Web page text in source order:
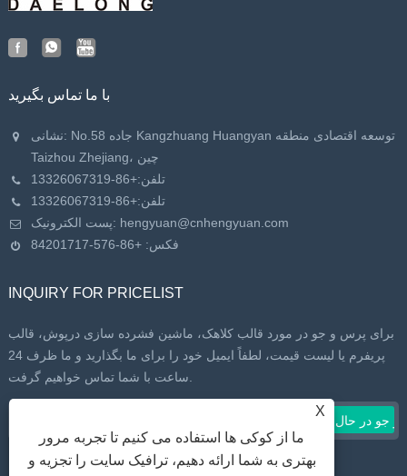
با ما تماس بگیرید
نشانی: No.58 جاده Kangzhuang Huangyan توسعه اقتصادی منطقه
Taizhou Zhejiang، چین
تلفن:+86-13326067319
تلفن:+86-13326067319
پست الکترونیک: hengyuan@cnhengyuan.com
فکس: +86-576-84201717
INQUIRY FOR PRICELIST
برای پرس و جو در مورد قالب کلاهک، ماشین فشرده سازی درپوش، قالب
پریفرم یا لیست قیمت، لطفاً ایمیل خود را برای ما بگذارید و ما ظرف 24
ساعت با شما تماس خواهیم گرفت.
X
ما از کوکی ها استفاده می کنیم تا تجربه مرور
بهتری به شما ارائه دهیم، ترافیک سایت را تجزیه و